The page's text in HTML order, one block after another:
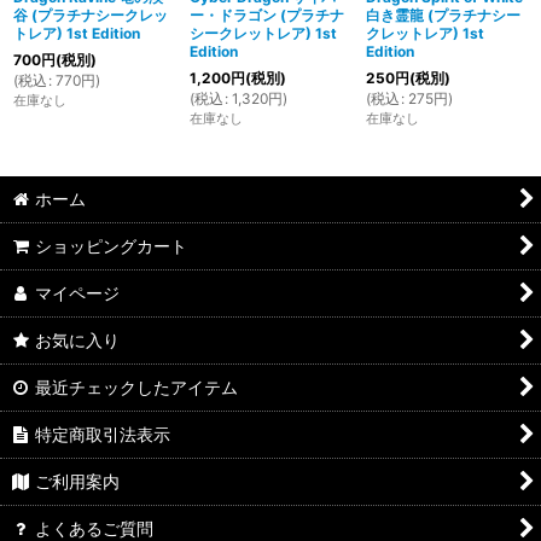
谷 (プラチナシークレッ
トレア) 1st Edition
700円(税別)
(税込 : 770円)
在庫なし
ー・ドラゴン (プラチナ
シークレットレア) 1st
Edition
1,200円(税別)
(税込 : 1,320円)
在庫なし
白き霊龍 (プラチナシー
クレットレア) 1st
Edition
250円(税別)
(税込 : 275円)
在庫なし
ホーム
ショッピングカート
マイページ
お気に入り
最近チェックしたアイテム
特定商取引法表示
ご利用案内
よくあるご質問